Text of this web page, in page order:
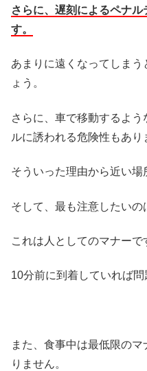
さらに、遅刻によるペナ
す。
あまりに遠くなってしま
ょう。
さらに、車で移動するよ
ルに誘われる危険性もあり
そういった理由から近い場
そして、最も注意したいの
これは人としてのマナーで
10分前に到着していれば問
また、食事中は最低限の
りません。